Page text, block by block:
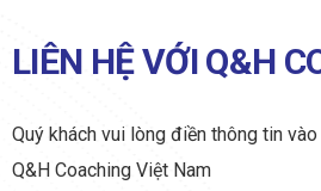
LIÊN HỆ VỚI Q&H
Quý khách vui lòng điền thông tin
Q&H Coaching Việt Nam